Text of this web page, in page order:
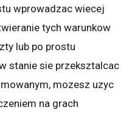
wprowadzac wiecej
tych warunkow
lub po prostu
stanie sie przeksztalcac
mozesz uzyc
na grach